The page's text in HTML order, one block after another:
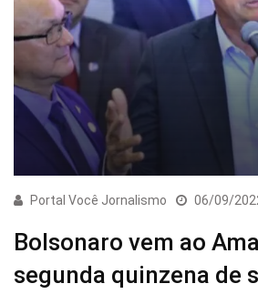
Portal Você Jornalismo 06/09/
Bolsonaro vem ao
segunda quinzena de